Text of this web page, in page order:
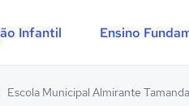
Infantil Ensino
Escola Municipal Almirante